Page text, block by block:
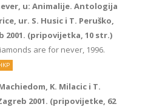
u: Animalije. Antologija
ur. S. Husic i T. Peruško,
2001. (pripovijetka, 10 str.)
are for never, 1996.
K. Milacic i T.
2001. (pripovijetke, 62